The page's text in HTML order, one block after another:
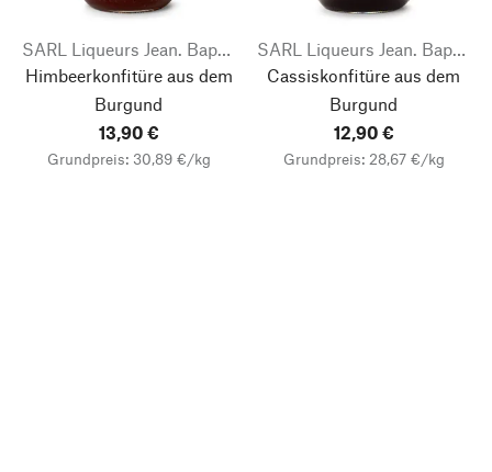
SARL Liqueurs Jean. Baptiste Joannet
Himbeerkonfitüre aus dem
Burgund
13,90 €
Grundpreis: 30,89 €/kg
SARL Liqueurs Jean. Baptiste Joannet
Cassiskonfitüre aus dem
Burgund
12,90 €
Grundpreis: 28,67 €/kg